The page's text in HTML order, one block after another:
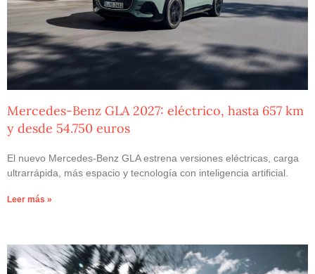
Mercedes-Benz GLA 2027: eléctrico, hasta 657 km
y desde 54.750 euros
El nuevo Mercedes-Benz GLA estrena versiones eléctricas, carga
ultrarrápida, más espacio y tecnología con inteligencia artificial.
Leer más »